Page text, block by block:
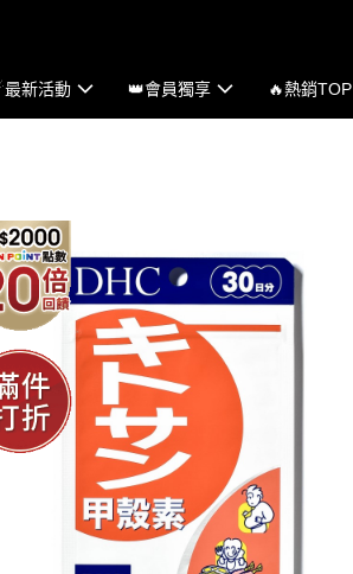
新活動 👑會員獨享 🔥熱銷TOP